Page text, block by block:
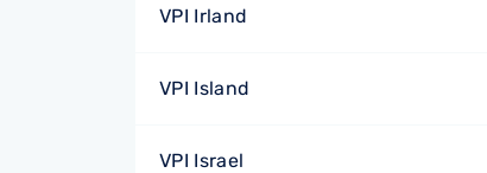
VPI Irland
VPI Island
VPI Israel